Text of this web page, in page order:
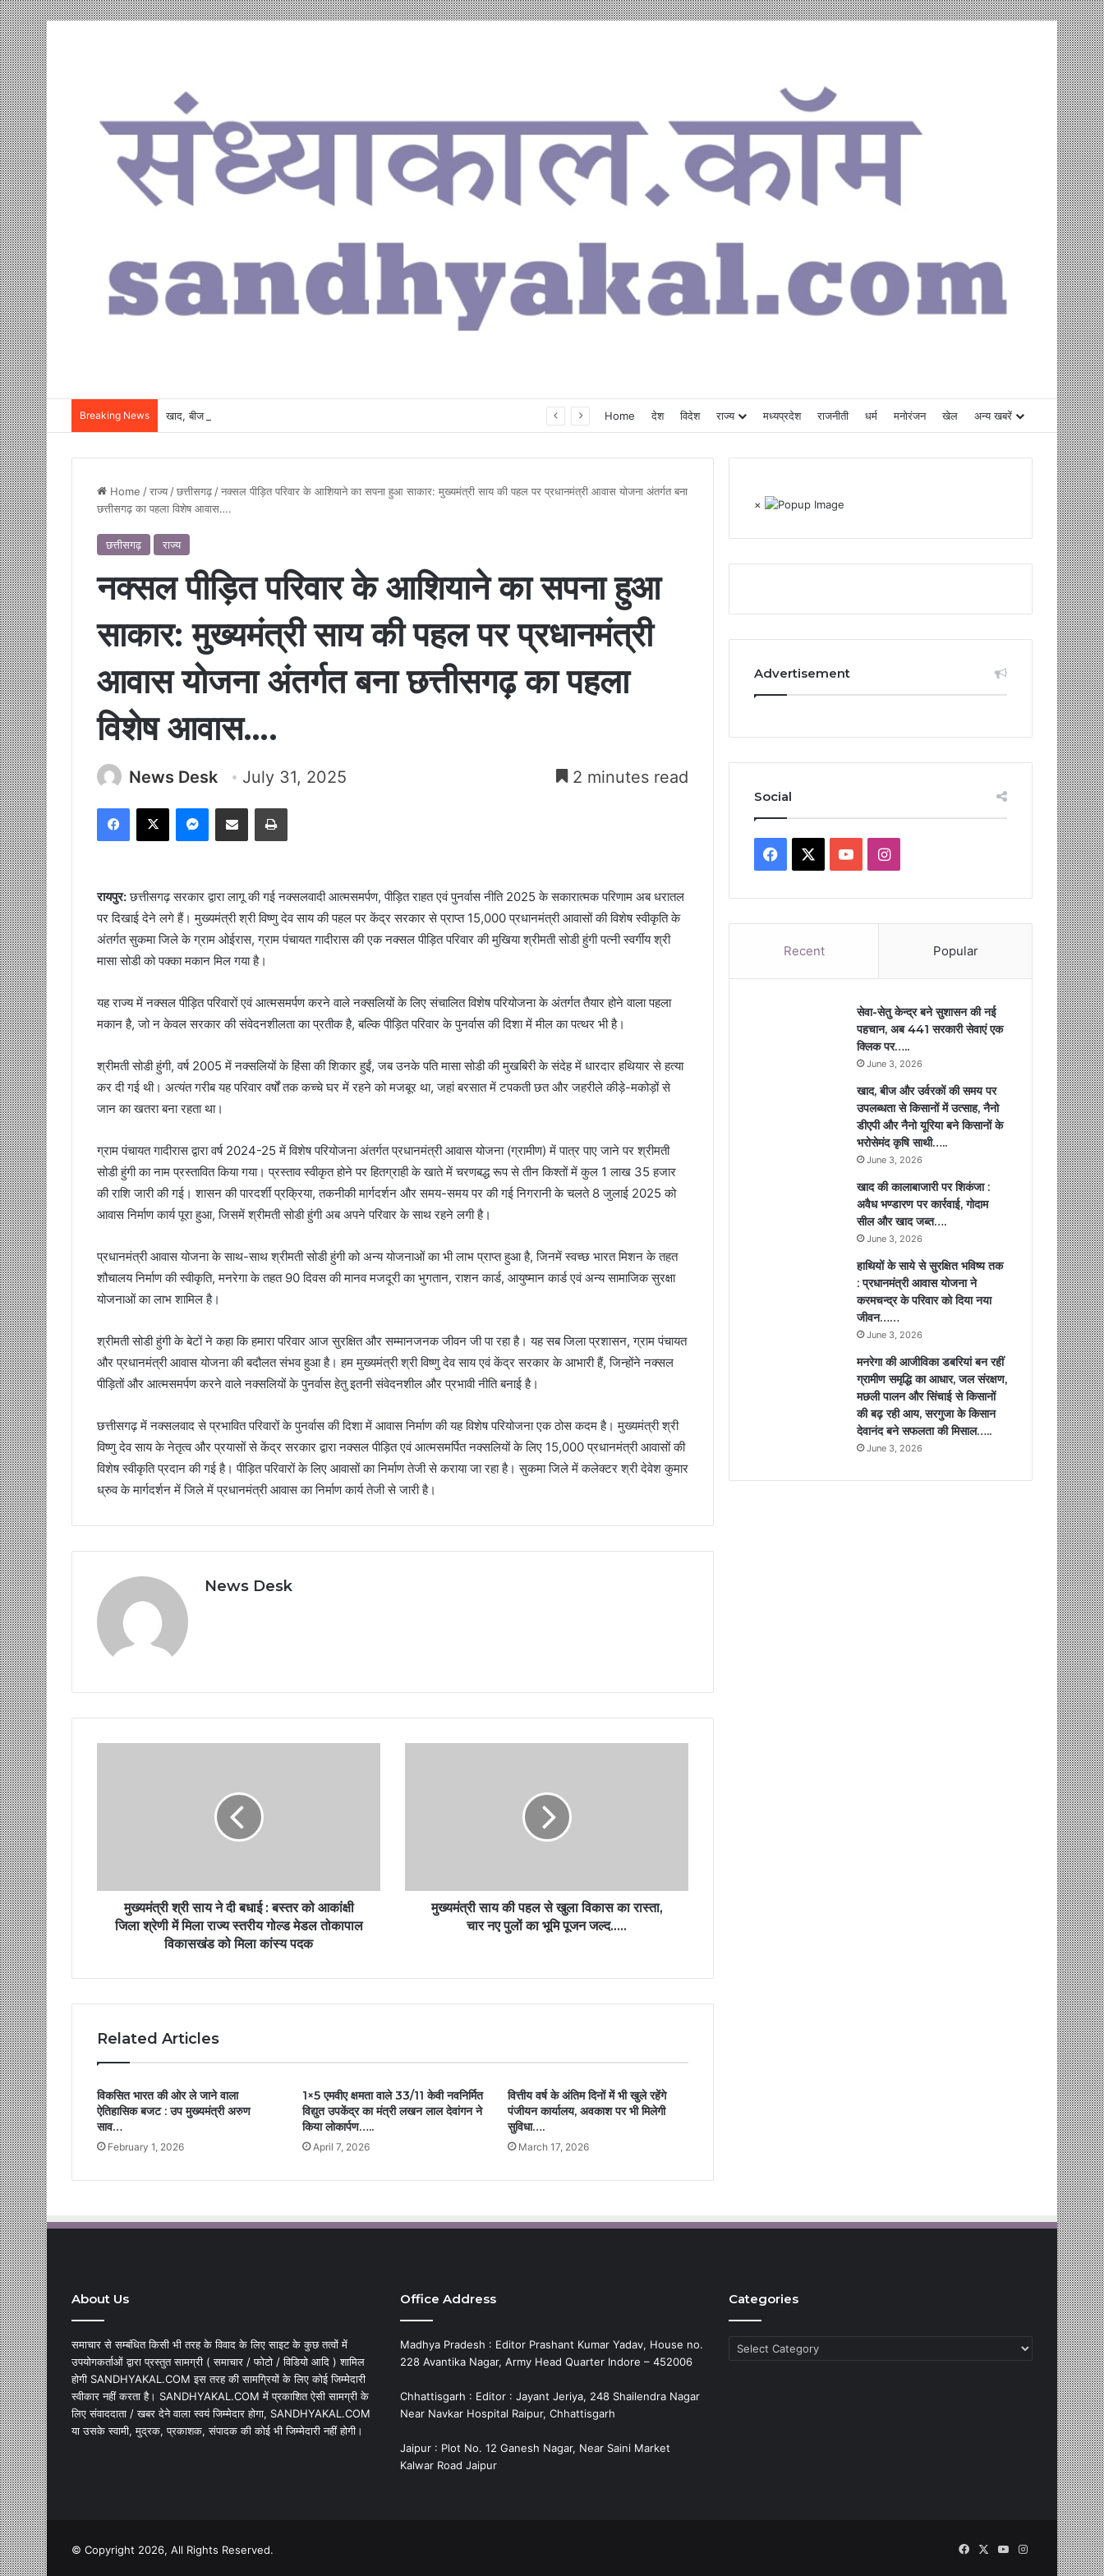
Breaking News Home देश विदेश राज्य मध्यप्रदेश राजनीती धर्म मनोरंजन खेल अन्य खबरें
Home /राज्य /छत्तीसगढ़ /नक्सल पीड़ित परिवार के आशियाने का सपना हुआ साकार: मुख्यमंत्री साय की पहल पर प्रधानमंत्री आवास योजना अंतर्गत बना
छत्तीसगढ़ का पहला विशेष आवास….
छत्तीसगढ़ राज्य
नक्सल पीड़ित परिवार के आशियाने का सपना हुआ
साकार: मुख्यमंत्री साय की पहल पर प्रधानमंत्री
आवास योजना अंतर्गत बना छत्तीसगढ़ का पहला
विशेष आवास….
News Desk July 31, 2025 2 minutes read
Facebook
X Messenger
Share via Email Print
रायपुर:छत्तीसगढ़ सरकार द्वारा लागू की गई नक्सलवादी आत्मसमर्पण, पीड़ित राहत एवं पुनर्वास नीति 2025 के सकारात्मक परिणाम अब धरातल
पर दिखाई देने लगे हैं। मुख्यमंत्री श्री विष्णु देव साय की पहल पर केंद्र सरकार से प्राप्त 15,000 प्रधानमंत्री आवासों की विशेष स्वीकृति के
अंतर्गत सुकमा जिले के ग्राम ओईरास, ग्राम पंचायत गादीरास की एक नक्सल पीड़ित परिवार की मुखिया श्रीमती सोडी हुंगी पत्नी स्वर्गीय श्री
मासा सोडी को पक्का मकान मिल गया है।
यह राज्य में नक्सल पीड़ित परिवारों एवं आत्मसमर्पण करने वाले नक्सलियों के लिए संचालित विशेष परियोजना के अंतर्गत तैयार होने वाला पहला
मकान है, जो न केवल सरकार की संवेदनशीलता का प्रतीक है, बल्कि पीड़ित परिवार के पुनर्वास की दिशा में मील का पत्थर भी है।
श्रीमती सोडी हुंगी, वर्ष 2005 में नक्सलियों के हिंसा की शिकार हुईं, जब उनके पति मासा सोडी की मुखबिरी के संदेह में धारदार हथियार से हत्या
कर दी गई थी। अत्यंत गरीब यह परिवार वर्षों तक कच्चे घर में रहने को मजबूर था, जहां बरसात में टपकती छत और जहरीले कीड़े-मकोड़ों से
जान का खतरा बना रहता था।
ग्राम पंचायत गादीरास द्वारा वर्ष 2024-25 में विशेष परियोजना अंतर्गत प्रधानमंत्री आवास योजना (ग्रामीण) में पात्र पाए जाने पर श्रीमती
सोडी हुंगी का नाम प्रस्तावित किया गया। प्रस्ताव स्वीकृत होने पर हितग्राही के खाते में चरणबद्ध रूप से तीन किश्तों में कुल 1 लाख 35 हजार
की राशि जारी की गई। शासन की पारदर्शी प्रक्रिया, तकनीकी मार्गदर्शन और समय-समय पर की गई निगरानी के चलते 8 जुलाई 2025 को
आवास निर्माण कार्य पूरा हुआ, जिसमें श्रीमती सोडी हुंगी अब अपने परिवार के साथ रहने लगी है।
प्रधानमंत्री आवास योजना के साथ-साथ श्रीमती सोडी हुंगी को अन्य योजनाओं का भी लाभ प्राप्त हुआ है, जिनमें स्वच्छ भारत मिशन के तहत
शौचालय निर्माण की स्वीकृति, मनरेगा के तहत 90 दिवस की मानव मजदूरी का भुगतान, राशन कार्ड, आयुष्मान कार्ड एवं अन्य सामाजिक सुरक्षा
योजनाओं का लाभ शामिल है।
श्रीमती सोडी हुंगी के बेटों ने कहा कि हमारा परिवार आज सुरक्षित और सम्मानजनक जीवन जी पा रहा है। यह सब जिला प्रशासन, ग्राम पंचायत
और प्रधानमंत्री आवास योजना की बदौलत संभव हुआ है। हम मुख्यमंत्री श्री विष्णु देव साय एवं केंद्र सरकार के आभारी हैं, जिन्होंने नक्सल
पीड़ितों और आत्मसमर्पण करने वाले नक्सलियों के पुनर्वास हेतु इतनी संवेदनशील और प्रभावी नीति बनाई है।
छत्तीसगढ़ में नक्सलवाद से प्रभावित परिवारों के पुनर्वास की दिशा में आवास निर्माण की यह विशेष परियोजना एक ठोस कदम है। मुख्यमंत्री श्री
विष्णु देव साय के नेतृत्व और प्रयासों से केंद्र सरकार द्वारा नक्सल पीड़ित एवं आत्मसमर्पित नक्सलियों के लिए 15,000 प्रधानमंत्री आवासों की
विशेष स्वीकृति प्रदान की गई है। पीड़ित परिवारों के लिए आवासों का निर्माण तेजी से कराया जा रहा है। सुकमा जिले में कलेक्टर श्री देवेश कुमार
ध्रुव के मार्गदर्शन में जिले में प्रधानमंत्री आवास का निर्माण कार्य तेजी से जारी है।
News Desk
मुख्यमंत्री श्री साय ने दी बधाई : बस्तर को आकांक्षी
जिला श्रेणी में मिला राज्य स्तरीय गोल्ड मेडल तोकापाल
विकासखंड को मिला कांस्य पदक
मुख्यमंत्री साय की पहल से खुला विकास का रास्ता,
चार नए पुलों का भूमि पूजन जल्द…..
Related Articles
विकसित भारत की ओर ले जाने वाला
ऐतिहासिक बजट : उप मुख्यमंत्री अरुण
साव…
February 1, 2026
1×5 एमवीए क्षमता वाले 33/11 केवी नवनिर्मित
विद्युत उपकेंद्र का मंत्री लखन लाल देवांगन ने
किया लोकार्पण…..
April 7, 2026
वित्तीय वर्ष के अंतिम दिनों में भी खुले रहेंगे
पंजीयन कार्यालय, अवकाश पर भी मिलेगी
सुविधा….
March 17, 2026
×
Advertisement
Social
Facebook YouTubeInstagram
Recent Popular
सेवा-सेतु केन्द्र बने सुशासन की नई
पहचान, अब 441 सरकारी सेवाएं एक
क्लिक पर…..
June 3, 2026
खाद, बीज और उर्वरकों की समय पर
उपलब्धता से किसानों में उत्साह, नैनो
डीएपी और नैनो यूरिया बने किसानों के
भरोसेमंद कृषि साथी…..
June 3, 2026
खाद की कालाबाजारी पर शिकंजा :
अवैध भण्डारण पर कार्रवाई, गोदाम
सील और खाद जब्त….
June 3, 2026
हाथियों के साये से सुरक्षित भविष्य तक
: प्रधानमंत्री आवास योजना ने
करमचन्द्र के परिवार को दिया नया
जीवन……
June 3, 2026
मनरेगा की आजीविका डबरियां बन रहीं
ग्रामीण समृद्धि का आधार, जल संरक्षण,
मछली पालन और सिंचाई से किसानों
की बढ़ रही आय, सरगुजा के किसान
देवानंद बने सफलता की मिसाल…..
June 3, 2026
About Us
समाचार से सम्बंधित किसी भी तरह के विवाद के लिए साइट के कुछ तत्वों में
उपयोगकर्ताओं द्वारा प्रस्तुत सामग्री ( समाचार / फोटो / विडियो आदि ) शामिल
होगी SANDHYAKAL.COM इस तरह की सामग्रियों के लिए कोई जिम्मेदारी
स्वीकार नहीं करता है। SANDHYAKAL.COM में प्रकाशित ऐसी सामग्री के
लिए संवाददाता / खबर देने वाला स्वयं जिम्मेदार होगा, SANDHYAKAL.COM
या उसके स्वामी, मुद्रक, प्रकाशक, संपादक की कोई भी जिम्मेदारी नहीं होगी।
Office Address
Madhya Pradesh : Editor Prashant Kumar Yadav, House no.
228 Avantika Nagar, Army Head Quarter Indore – 452006
Chhattisgarh : Editor : Jayant Jeriya, 248 Shailendra Nagar
Near Navkar Hospital Raipur, Chhattisgarh
Jaipur : Plot No. 12 Ganesh Nagar, Near Saini Market
Kalwar Road Jaipur
Categories
Categories
© Copyright 2026, All Rights Reserved. Facebook
X YouTubeInstagram